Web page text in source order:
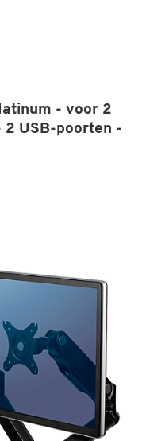
- voor 2
2 USB-poorten -